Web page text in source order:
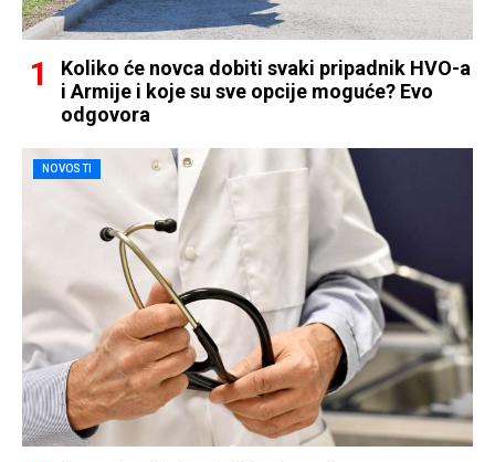
Koliko će novca dobiti svaki pripadnik HVO-a
i Armije i koje su sve opcije moguće? Evo
odgovora
NOVOSTI